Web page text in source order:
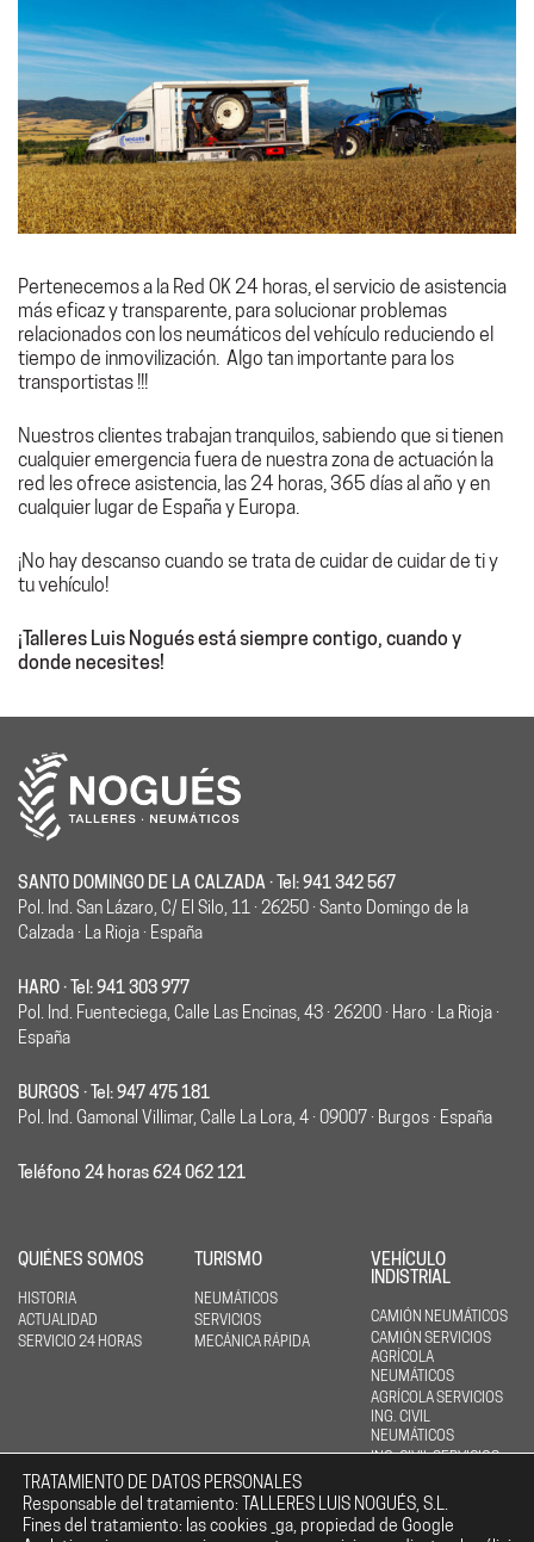
Pertenecemos a la Red OK 24 horas, el servicio de asistencia
más eficaz y transparente, para solucionar problemas
relacionados con los neumáticos del vehículo reduciendo el
tiempo de inmovilización. Algo tan importante para los
transportistas !!!
Nuestros clientes trabajan tranquilos, sabiendo que si tienen
cualquier emergencia fuera de nuestra zona de actuación la
red les ofrece asistencia, las 24 horas, 365 días al año y en
cualquier lugar de España y Europa.
¡No hay descanso cuando se trata de cuidar de cuidar de ti y
tu vehículo!
¡Talleres Luis Nogués está siempre contigo, cuando y
donde necesites!
SANTO DOMINGO DE LA CALZADA · Tel: 941 342 567
Pol. Ind. San Lázaro, C/ El Silo, 11 · 26250 · Santo Domingo de la
Calzada · La Rioja · España
HARO · Tel: 941 303 977
Pol. Ind. Fuenteciega, Calle Las Encinas, 43 · 26200 · Haro · La Rioja ·
España
BURGOS · Tel: 947 475 181
Pol. Ind. Gamonal Villimar, Calle La Lora, 4 · 09007 · Burgos · España
Teléfono 24 horas 624 062 121
QUIÉNES SOMOS
HISTORIA
ACTUALIDAD
SERVICIO 24 HORAS
TURISMO
NEUMÁTICOS
SERVICIOS
MECÁNICA RÁPIDA
VEHÍCULO
INDISTRIAL
CAMIÓN NEUMÁTICOS
CAMIÓN SERVICIOS
AGRÍCOLA
NEUMÁTICOS
AGRÍCOLA SERVICIOS
ING. CIVIL
NEUMÁTICOS
ING. CIVIL SERVICIOS
MONTADOS
TRATAMIENTO DE DATOS PERSONALES
Responsable del tratamiento: TALLERES LUIS NOGUÉS, S.L.
Fines del tratamiento: las cookies _ga, propiedad de Google